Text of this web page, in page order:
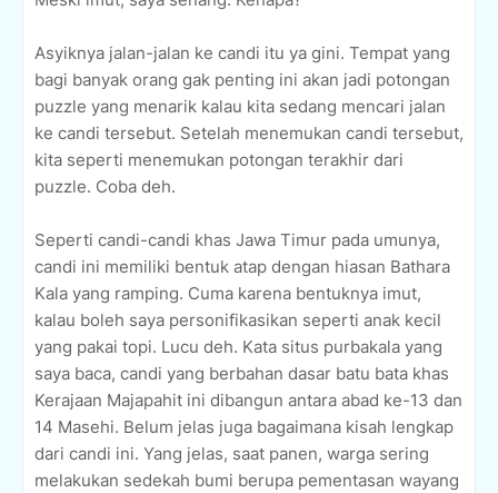
Asyiknya jalan-jalan ke candi itu ya gini. Tempat yang
bagi banyak orang gak penting ini akan jadi potongan
puzzle yang menarik kalau kita sedang mencari jalan
ke candi tersebut. Setelah menemukan candi tersebut,
kita seperti menemukan potongan terakhir dari
puzzle. Coba deh.
Seperti candi-candi khas Jawa Timur pada umunya,
candi ini memiliki bentuk atap dengan hiasan Bathara
Kala yang ramping. Cuma karena bentuknya imut,
kalau boleh saya personifikasikan seperti anak kecil
yang pakai topi. Lucu deh. Kata situs purbakala yang
saya baca, candi yang berbahan dasar batu bata khas
Kerajaan Majapahit ini dibangun antara abad ke-13 dan
14 Masehi. Belum jelas juga bagaimana kisah lengkap
dari candi ini. Yang jelas, saat panen, warga sering
melakukan sedekah bumi berupa pementasan wayang